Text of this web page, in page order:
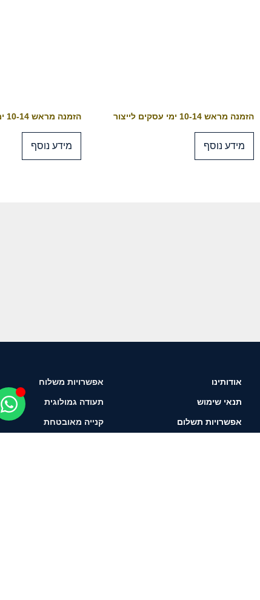
הזמנה מראש 10-14 ימי עסקים לייצור
מידע נוסף
הזמנה מראש 10-14 ימי עסקים לייצור
מידע נוסף
אודותינו
תנאי שימוש
אפשרויות תשלום
אפשרויות משלוח
תעודה גמולוגית
קנייה מאובטחת